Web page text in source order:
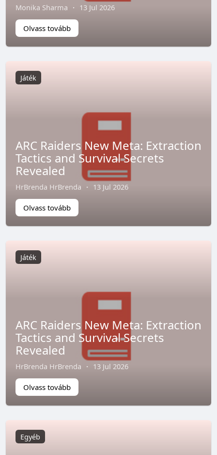
Monika Sharma · 13 Jul 2026
Olvass tovább
Játék
ARC Raiders New Meta: Extraction
Tactics and Survival Secrets
Revealed
HrBrenda HrBrenda · 13 Jul 2026
Olvass tovább
Játék
ARC Raiders New Meta: Extraction
Tactics and Survival Secrets
Revealed
HrBrenda HrBrenda · 13 Jul 2026
Olvass tovább
Egyéb